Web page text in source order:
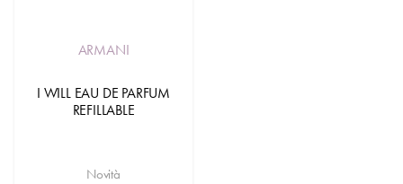
ARMANI
I WILL EAU DE PARFUM
REFILLABLE
Novità